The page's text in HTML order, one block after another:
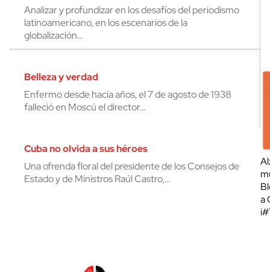
Analizar y profundizar en los desafíos del periodismo
latinoamericano, en los escenarios de la
globalización…
Belleza y verdad
Enfermo desde hacía años, el 7 de agosto de 1938
falleció en Moscú el director…
Cuba no olvida a sus héroes
Una ofrenda floral del presidente de los Consejos de
Estado y de Ministros Raúl Castro,…
a